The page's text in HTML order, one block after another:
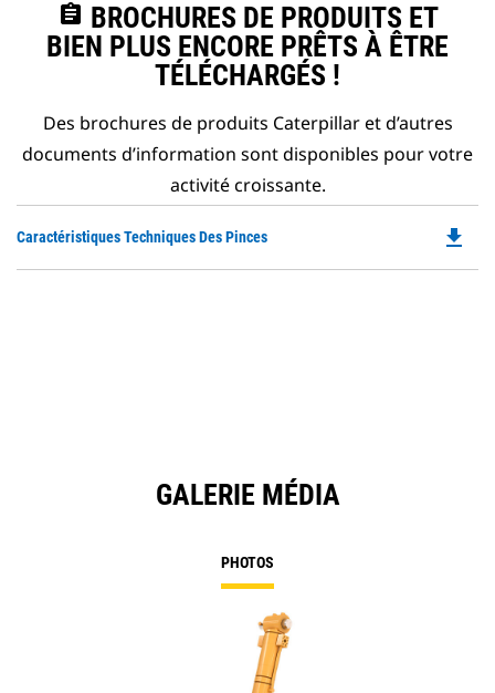
assignment BROCHURES DE PRODUITS ET
BIEN PLUS ENCORE PRÊTS À ÊTRE
TÉLÉCHARGÉS !
Des brochures de produits Caterpillar et d’autres
documents d’information sont disponibles pour votre
activité croissante.
Caractéristiques Techniques Des Pinces file_download
GALERIE MÉDIA
PHOTOS